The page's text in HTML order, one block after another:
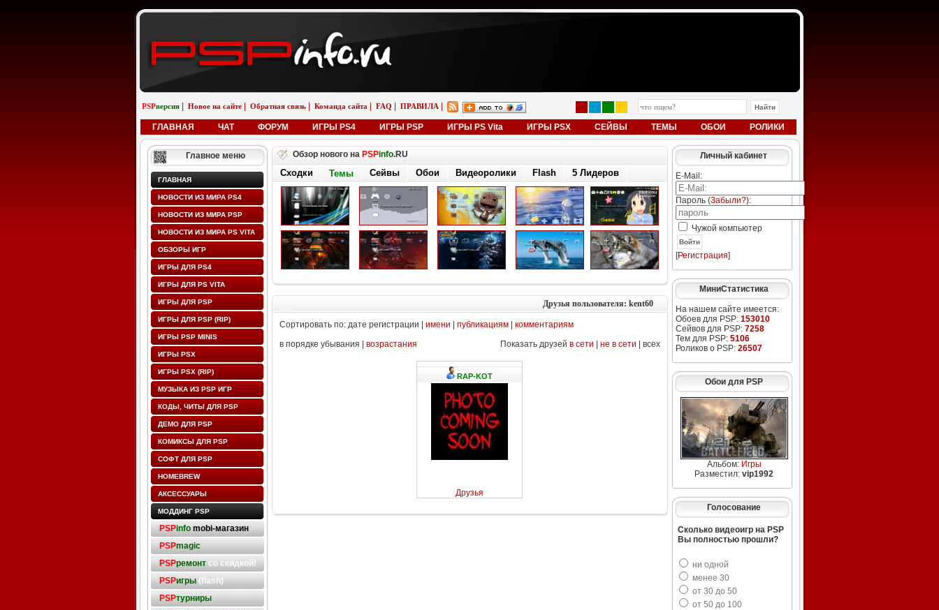
PSPверсия Новое на сайте Обратная связь Команда сайта FAQ ПРАВИЛА
ГЛАВНАЯ ЧАТ ФОРУМ ИГРЫ PS4 ИГРЫ PSP ИГРЫ PS Vita ИГРЫ PSX СЕЙВЫ ТЕМЫ ОБОИ РОЛИКИ
Главное меню
ГЛАВНАЯ
НОВОСТИ ИЗ МИРА PS4
НОВОСТИ ИЗ МИРА PSP
НОВОСТИ ИЗ МИРА PS VITA
ОБЗОРЫ ИГР
ИГРЫ ДЛЯ PS4
ИГРЫ ДЛЯ PS VITA
ИГРЫ ДЛЯ PSP
ИГРЫ ДЛЯ PSP (RIP)
ИГРЫ PSP MINIS
ИГРЫ PSX
ИГРЫ PSX (RIP)
МУЗЫКА ИЗ PSP ИГР
КОДЫ, ЧИТЫ ДЛЯ PSP
ДЕМО ДЛЯ PSP
КОМИКСЫ ДЛЯ PSP
СОФТ ДЛЯ PSP
HOMEBREW
АКСЕССУАРЫ
МОДДИНГ PSP
PSPinfo mobi-магазин
PSPmagic
PSPремонтсо скидкой!
PSPигры(flash)
PSPтурниры
Обзор нового на PSPinfo.RU
Сходки Темы Сейвы Обои Видеоролики Flash 5 Лидеров
Друзья пользователя: kent60
Сортировать по: дате регистрации | имени публикациям| комментариям
в порядке убывания | возрастания Показать друзей в сети не в сети | всех
RAP-KOT
Друзья
Личный кабинет
E-Mail:
Пароль (Забыли?):
Чужой компьютер
Войти
[Регистрация]
МиниСтатистика
На нашем сайте имеется:
Обоев для PSP: 153010
Сейвов для PSP: 7258
Тем для PSP: 5106
Роликов о PSP: 26507
Обои для PSP
Альбом: Игры
Разместил: vip1992
Голосование
Сколько видеоигр на PSP
Вы полностью прошли?
ни одной
менее 30
от 30 до 50
от 50 до 100